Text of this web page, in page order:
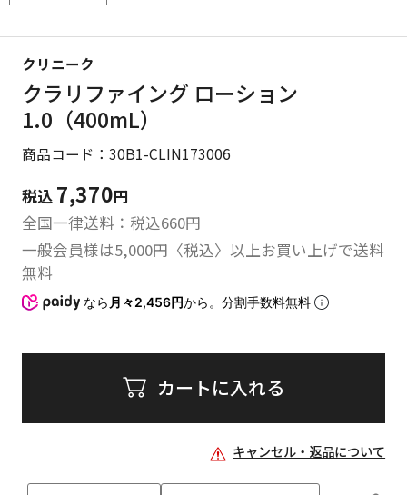
クリニーク
クラリファイング ローション
1.0（400mL）
商品コード：30B1-CLIN173006
税込 7,370円
全国一律送料：税込660円
一般会員様は5,000円〈税込〉以上お買い上げで送料
無料
なら 月々2,456円から。分割手数料無料
カートに入れる
キャンセル・返品について